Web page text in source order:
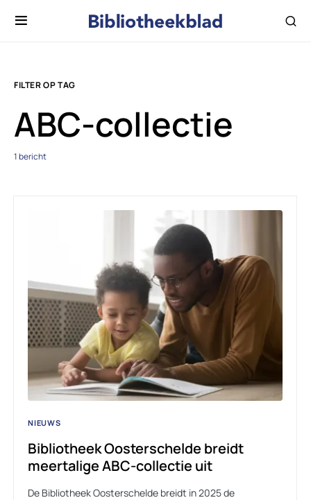
FILTER OP TAG
ABC-collectie
1 bericht
NIEUWS
Bibliotheek Oosterschelde breidt
meertalige ABC-collectie uit
De Bibliotheek Oosterschelde breidt in 2025 de